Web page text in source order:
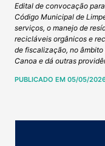
Edital de convocação
Código Municipal de
serviços, o manejo de
recicláveis orgânicos e
de fiscalização, no
Canoa e dá outras
PUBLICADO EM 05/05/